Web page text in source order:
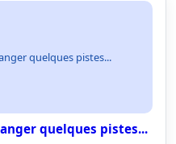
quelques pistes...
quelques pistes...